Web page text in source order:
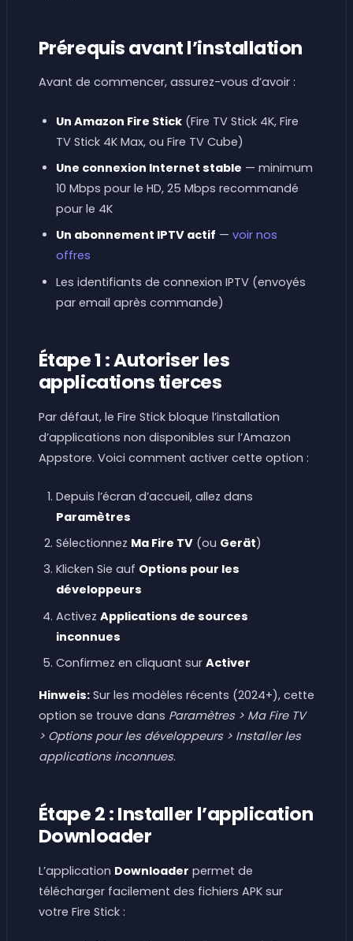
Prérequis avant l’installation
Avant de commencer, assurez-vous d’avoir :
Un Amazon Fire Stick(Fire TV Stick 4K, Fire
TV Stick 4K Max, ou Fire TV Cube)
Une connexion Internet stable — minimum
10 Mbps pour le HD, 25 Mbps recommandé
pour le 4K
Un abonnement IPTV actif — voir nos
offres
Les identifiants de connexion IPTV (envoyés
par email après commande)
Étape 1 : Autoriser les
applications tierces
Par défaut, le Fire Stick bloque l’installation
d’applications non disponibles sur l’Amazon
Appstore. Voici comment activer cette option :
Depuis l’écran d’accueil, allez dans
Paramètres
Sélectionnez Ma Fire TV(ou Gerät)
Klicken Sie auf Options pour les
développeurs
Activez Applications de sources
inconnues
Confirmez en cliquant sur Activer
Hinweis:Sur les modèles récents (2024+), cette
option se trouve dans Paramètres > Ma Fire TV
> Options pour les développeurs > Installer les
applications inconnues.
Étape 2 : Installer l’application
Downloader
L’application Downloader permet de
télécharger facilement des fichiers APK sur
votre Fire Stick :